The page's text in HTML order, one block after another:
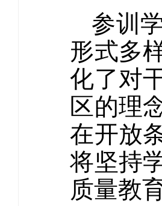
参训
形式多
化了对
区的理
在开放
将坚持
质量教